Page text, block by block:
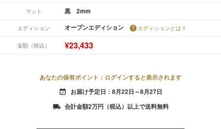
マット 黒 2mm
エディション オープンエディション エディションとは？
金額（税込） ¥23,433
あなたの保有ポイント：ログインすると表示されます
event_available お届け予定日：8月22日～8月27日
local_shipping 合計金額2万円（税込）以上で送料無料